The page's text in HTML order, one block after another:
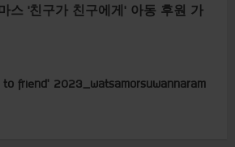
스 ‘친구가 친구에게’ 아동 후원 가
to friend’ 2023_watsamorsuwannaram